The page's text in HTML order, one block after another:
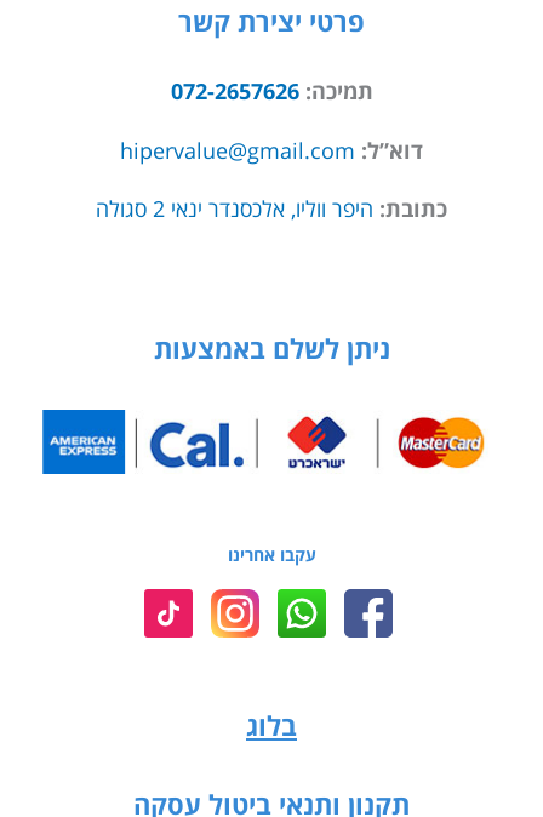
פרטי יצירת קשר
תמיכה:072-2657626
דוא”ל: hipervalue@gmail.com
כתובת: היפר ווליו, אלכסנדר ינאי 2 סגולה
ניתן לשלם באמצעות
עקבו אחרינו
בלוג
תקנון ותנאי ביטול עסקה